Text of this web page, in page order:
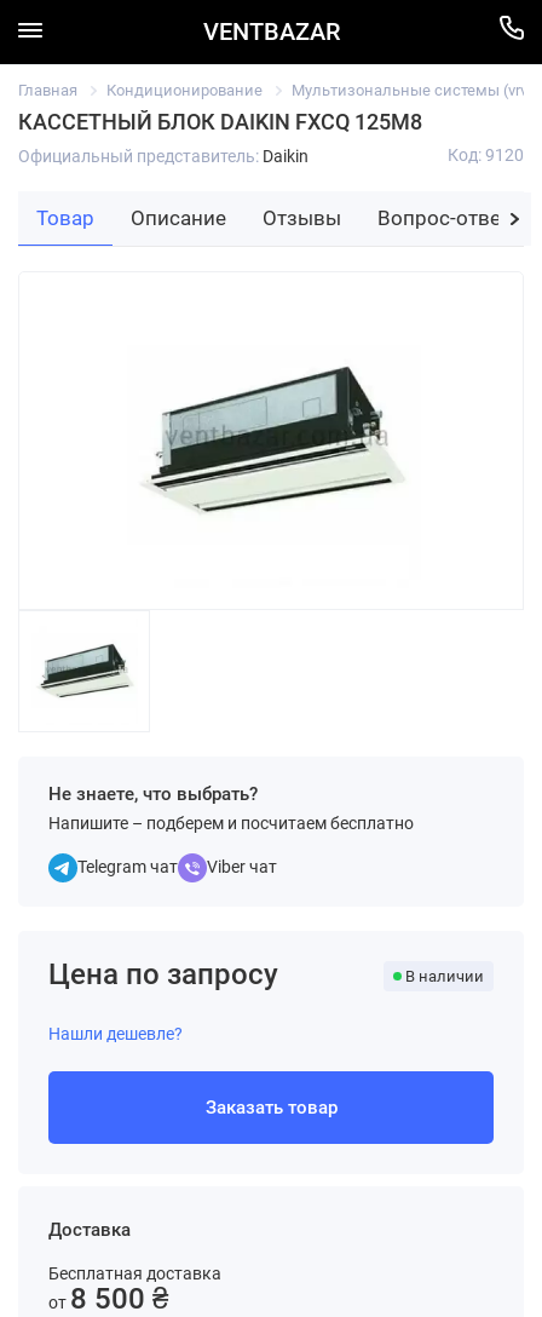
VENTBAZAR
Главная Кондиционирование Мультизональные системы (vrv/
КАССЕТНЫЙ БЛОК DAIKIN FXCQ 125M8
Официальный представитель: Daikin Код: 9120
Не знаете, что выбрать?
Напишите – подберем и посчитаем бесплатно
Telegram чат Viber чат
Доставка
Бесплатная доставка
от 8 500 ₴
Цена по запросу В наличии
Нашли дешевле?
Заказать товар
Товар Описание Отзывы Вопрос-ответ